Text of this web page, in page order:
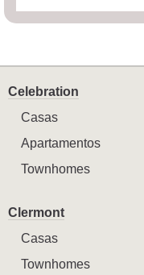
Celebration
Casas
Apartamentos
Townhomes
Clermont
Casas
Townhomes